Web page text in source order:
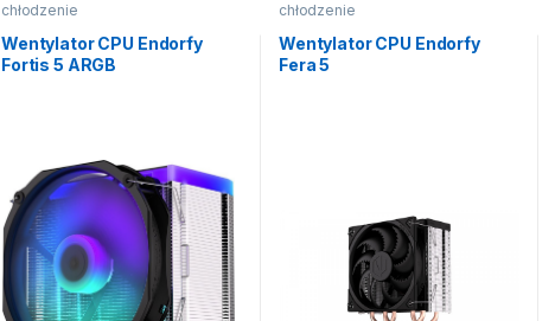
chłodzenie
Wentylator CPU Endorfy
Fortis 5 ARGB
chłodzenie
Wentylator CPU Endorfy
Fera 5